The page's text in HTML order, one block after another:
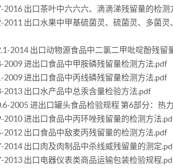
2016 出口茶叶中六六六、滴滴涕残留量的检测
2011 出口水果中甲基硫菌灵、硫菌灵、多菌
2014 出口动物源食品中二氯二甲吡啶酚残留
2009 进出口食品中甲胺磷残留量检测方法.pdf
2009 进出口食品中丙线磷残留量检测方法.pdf
2013 出口水产品中总汞含量检验方法.pdf
2005 进出口罐头食品检验规程 第6部分：热
2010 进出口食品中丙环唑残留量的检测方法
2012 出口食品中敌麦丙残留量的检测方法.pdf
2014 出口肉及肉制品中杀线威残留量的测定
2013 出口电器仪表类商品运输包装检验规程